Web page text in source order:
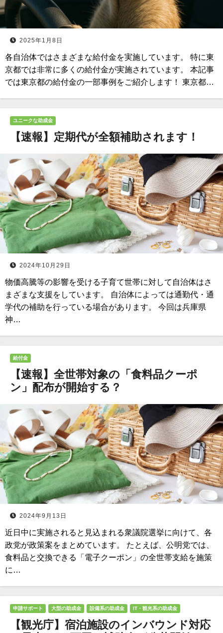
2025年1月8日
各自治体ではさまざまな給付金を実施しています。 特に東
京都では非常に多くの給付金が実施されています。 本記事
では東京都の給付金の一部事例をご紹介します！ 東京都…
ユニークな助成金
【速報】定期代が全額補助されます！
2024年10月29日
物価高騰等の影響を受ける子育て世帯に対して自治体はさ
まざまな支援をしています。 自治体によっては通勤代・通
学代の補助を行っている場合があります。 今回は兵庫県
神…
給付金
【速報】全世帯対象の「食料品クーポ
ン」配布が開始する？
2024年9月13日
近日中に実施されると見込まれる衆議院選挙に向けて、各
政党が政策案をまとめています。 たとえば、公明党では、
食料品と交換できる「電子クーポン」の全世帯支給を施策
に…
申請サポート 大型の助成金 設備系の助成金 IT・観光系の助成金
【観光庁】宿泊施設のインバウンド対応